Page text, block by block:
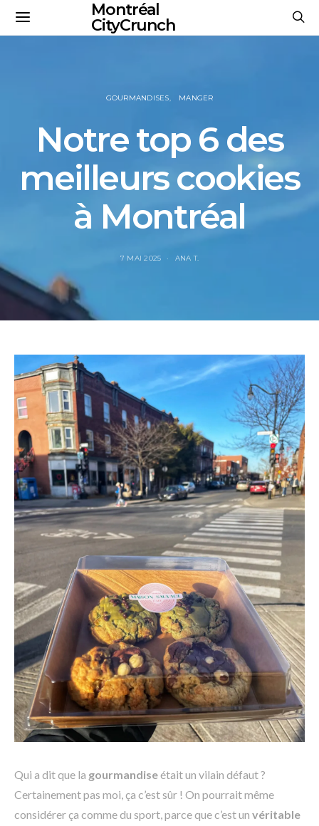
Montréal
CityCrunch
GOURMANDISES MANGER
Notre top 6 des
meilleurs cookies
à Montréal
7 MAI 2025 ANA T.
Qui a dit que la gourmandiseétait un vilain défaut ?
Certainement pas moi, ça c’est sûr ! On pourrait même
considérer ça comme du sport, parce que c’est un véritable